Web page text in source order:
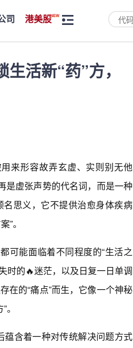
司 港美股
活新“药”方，
来形容故弄玄虚、实则别无他
是虚张声势的代名词，而是一种
思义，它不提供治愈身体疾病
”。
可能面临着不同程度的“生活之
时的🔥迷茫，以及日复一日单调
在的“痛点”而生，它像一个神秘
蕴含着一种对传统解决问题方式